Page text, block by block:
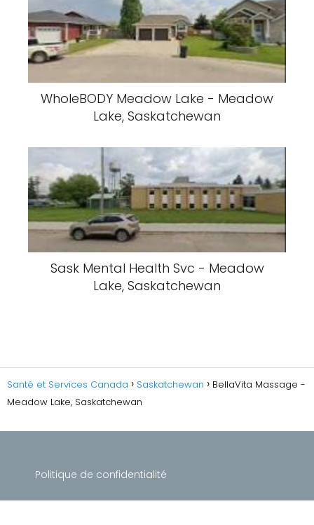
WholeBODY Meadow Lake - Meadow
Lake, Saskatchewan
Sask Mental Health Svc - Meadow
Lake, Saskatchewan
Santé et Services Canada Saskatchewan
BellaVita Massage -
Meadow Lake, Saskatchewan
Politique de confidentialité